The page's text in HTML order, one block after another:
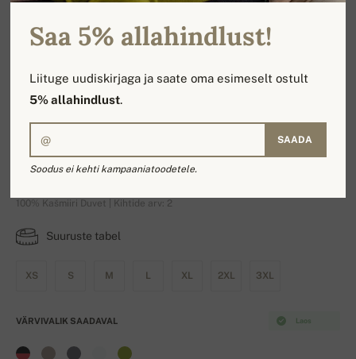
Boubou
100% Kašmiiri Duvet | Kihtide arv: 2
Suuruste tabel
XS S M L XL 2XL 3XL
Laos
VÄRVIVALIK SAADAVAL
Saa 5% allahindlust!
Liituge uudiskirjaga ja saate oma esimeselt ostult
5% allahindlust.
SAADA
Soodus ei kehti kampaaniatoodetele.